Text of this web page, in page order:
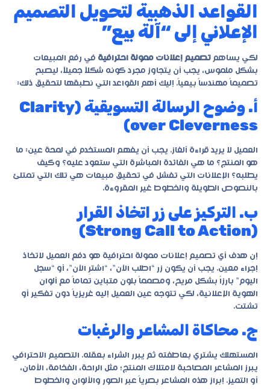
القواعد الذهبية لتحويل التصميم
الإعلاني إلى “آلة بيع”
لكي يساهم تصميم إعلانات ممولة احترافية في رفع المبيعات
بشكل ملموس، يجب أن يتجاوز مجرد كونه شكلاً جميلاً، ليصبح
تصميماً مهندساً بيعياً. إليك أهم القواعد التي نطبقها لتحقيق ذلك:
أ. وضوح الرسالة التسويقية (Clarity
over Cleverness)
العميل لا يريد قراءة ألغاز. يجب أن يفهم المستخدم في لمحة عين: ما
هو المنتج؟ ما هي الفائدة المباشرة التي ستعود عليه؟ وكيف
يطلبه؟ الإعلانات التي تفشل في تحقيق مبيعات هي تلك التي تمتلئ
بالنصوص الطويلة والخطوط غير المقروءة.
ب. التركيز على زر اتخاذ القرار
(Strong Call to Action)
إن هدف أي تصميم إعلانات ممولة احترافية هو دفع العميل لاتخاذ
إجراء معين. يجب أن يكون زر “اطلب الآن”، “اشترِ الآن”، أو “سجل
اليوم” بارزاً بشكل مريح، ومصمماً بلون متباين تماماً مع ألوان
الهوية الإعلانية، لكي تتوجه عين العميل إليه غريزياً دون تفكير أو
تشتت.
ج. محاكاة المشاعر والرغبات
المستهلك يشتري بعاطفته ثم يبرر الشراء بعقله. التصميم الاحترافي
يبرز المشاعر المصاحبة لامتلاك المنتج؛ مثل الراحة، الفخامة، الأمان،
أو التميز. إبراز هذه المشاعر بصرياً عبر الصور والألوان والخطوط